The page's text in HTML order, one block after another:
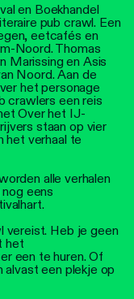
en Boekhandel
pub crawl. Een
eetcafés en
Noord. Thomas
Marissing en Asis
Noord. Aan de
het personage
crawlers een reis
Over het IJ-
staan op vier
het verhaal te
alle verhalen
eens
vereist. Heb je geen
het
een te huren. Of
alvast een plekje op